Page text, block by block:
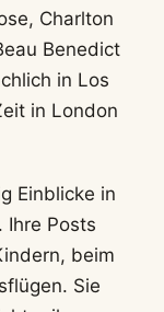
Charlton
Benedict
in Los
in London
Einblicke in
Ihre Posts
beim
Sie